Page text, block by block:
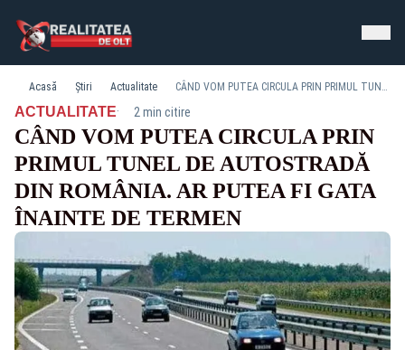
Acasă Știri Actualitate CÂND VOM PUTEA CIRCULA PRIN PRIMUL TUNEL DE AUTOSTRADĂ DIN ROMÂNIA. AR PUTEA FI GATA ÎNAINTE DE TERMEN
ACTUALITATE· 2 min citire
CÂND VOM PUTEA CIRCULA PRIN
PRIMUL TUNEL DE AUTOSTRADĂ
DIN ROMÂNIA. AR PUTEA FI GATA
ÎNAINTE DE TERMEN